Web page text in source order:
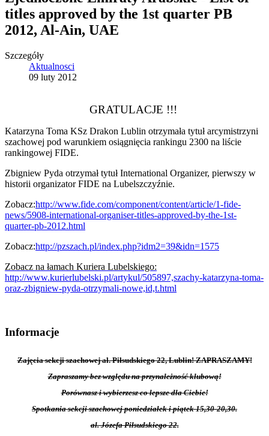
titles approved by the 1st quarter PB
2012, Al-Ain, UAE
Szczegóły
Aktualnosci
09 luty 2012
GRATULACJE !!!
Katarzyna Toma KSz Drakon Lublin otrzymała tytuł arcymistrzyni
szachowej pod warunkiem osiągnięcia rankingu 2300 na liście
rankingowej FIDE.
Zbigniew Pyda otrzymał tytuł International Organizer, pierwszy w
historii organizator FIDE na Lubelszczyźnie.
Zobacz:http://www.fide.com/component/content/article/1-fide-
news/5908-international-organiser-titles-approved-by-the-1st-
quarter-pb-2012.html
Zobacz:http://pzszach.pl/index.php?idm2=39&idn=1575
Zobacz na łamach Kuriera Lubelskiego:
http://www.kurierlubelski.pl/artykul/505897,szachy-katarzyna-toma-
oraz-zbigniew-pyda-otrzymali-nowe,id,t.html
Informacje
Zajęcia sekcji szachowej al. Piłsudskiego 22, Lublin! ZAPRASZAMY!
Zapraszamy bez względu na przynależność klubową!
Porównasz i wybierzesz co lepsze dla Ciebie!
Spotkania sekcji szachowej poniedziałek i piątek 15,30-20,30.
al. Józefa Piłsudskiego 22.